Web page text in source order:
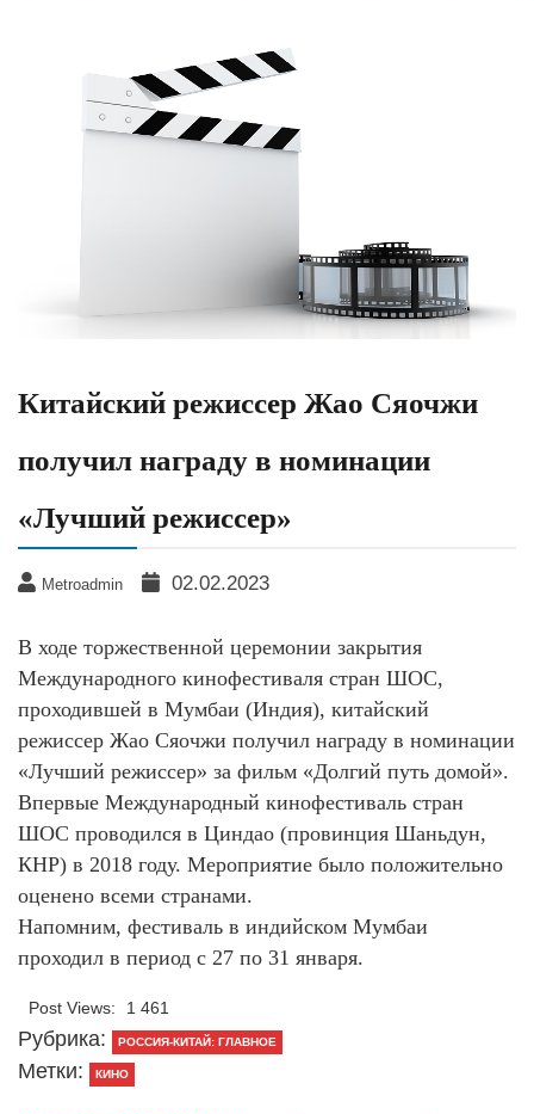
Китайский режиссер Жао Сяочжи
получил награду в номинации
«Лучший режиссер»
Metroadmin 02.02.2023
В ходе торжественной церемонии закрытия
Международного кинофестиваля стран ШОС,
проходившей в Мумбаи (Индия), китайский
режиссер Жао Сяочжи получил награду в номинации
«Лучший режиссер» за фильм «Долгий путь домой».
Впервые Международный кинофестиваль стран
ШОС проводился в Циндао (провинция Шаньдун,
КНР) в 2018 году. Мероприятие было положительно
оценено всеми странами.
Напомним, фестиваль в индийском Мумбаи
проходил в период с 27 по 31 января.
Post Views: 1 461
Рубрика: РОССИЯ-КИТАЙ: ГЛАВНОЕ
Метки: КИНО